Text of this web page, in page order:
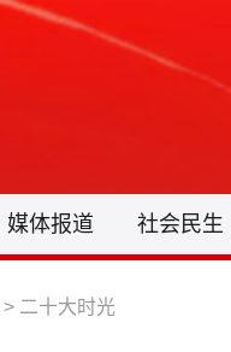
媒体报道 社会民生
> 二十大时光